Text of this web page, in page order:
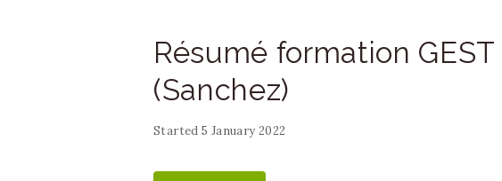
Résumé formation
(Sanchez)
Started5 January 2022